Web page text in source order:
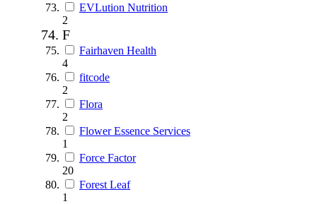
EVLution Nutrition
2
F
Fairhaven Health
4
fitcode
2
Flora
2
Flower Essence Services
1
Force Factor
20
Forest Leaf
1